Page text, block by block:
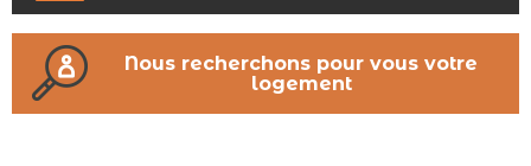
Nous recherchons pour vous votre
logement